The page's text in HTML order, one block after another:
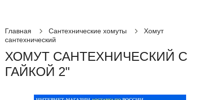
Главная Сантехнические хомуты
Хомут
сантехнический
ХОМУТ САНТЕХНИЧЕСКИЙ С
ГАЙКОЙ 2"